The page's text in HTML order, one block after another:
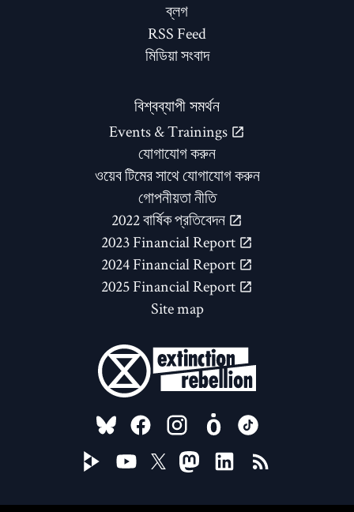
ব্লগ
RSS Feed
মিডিয়া সংবাদ
বিশ্বব্যাপী সমর্থন
Events & Trainings
যোগাযোগ করুন
ওয়েব টিমের সাথে যোগাযোগ করুন
গোপনীয়তা নীতি
2022 বার্ষিক প্রতিবেদন
2023 Financial Report
2024 Financial Report
2025 Financial Report
Site map
FOLLOW US ON